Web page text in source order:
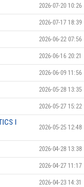
2026-07-20 10:26
2026-07-17 18:39
2026-06-22 07:56
2026-06-16 20:21
2026-06-09 11:56
2026-05-28 13:35
2026-05-27 15:22
I
2026-05-25 12:48
2026-04-28 13:38
2026-04-27 11:17
2026-04-23 14:31